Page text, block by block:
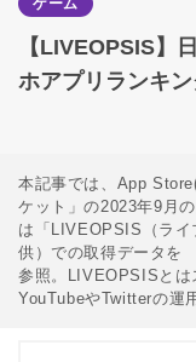
ゲーム
【LIVEOPSIS】
ホアプリランキン
本記事では、App
ケット」の2023年9月
は「LIVEOPSIS（ライ
供）での取得データを
参照。LIVEOPSISとは
YouTubeやTwitterの運